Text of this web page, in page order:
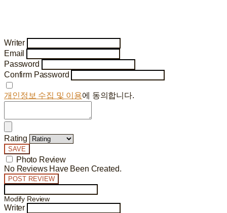
Writer
Email
Password
Confirm Password
개인정보 수집 및 이용에 동의합니다.
Rating
SAVE
Photo Review
No Reviews Have Been Created.
POST REVIEW
Modify Review
Writer